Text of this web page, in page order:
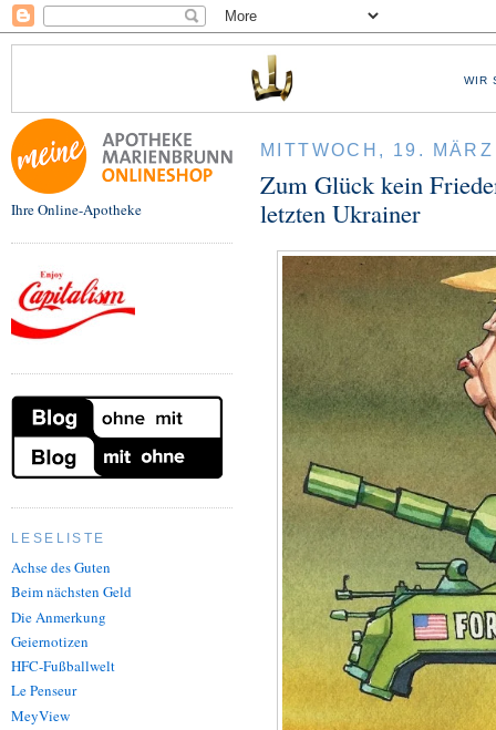
WIR
Ihre Online-Apotheke
LESELISTE
Achse des Guten
Beim nächsten Geld
Die Anmerkung
Geiernotizen
HFC-Fußballwelt
Le Penseur
MeyView
MITTWOCH, 19.
Zum Glück kein
letzten Ukrainer